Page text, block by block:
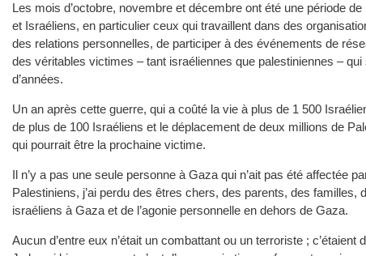
Les mois d’octobre, novembre et décembre ont été une période
et Israéliens, en particulier ceux qui travaillent dans des
des relations personnelles, de participer à des événements de
des véritables victimes – tant israéliennes que palestiniennes –
d’années.
Un an après cette guerre, qui a coûté la vie à plus de 1 500
de plus de 100 Israéliens et le déplacement de deux millions de
qui pourrait être la prochaine victime.
Il n’y a pas une seule personne à Gaza qui n’ait pas été affectée
Palestiniens, j’ai perdu des êtres chers, des parents, des
israéliens à Gaza et de l’agonie personnelle en dehors de Gaza.
Aucun d’entre eux n’était un combattant ou un terroriste ;